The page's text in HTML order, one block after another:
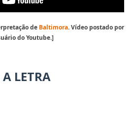
de Baltimora. Vídeo postado por
do Youtube.]
LETRA